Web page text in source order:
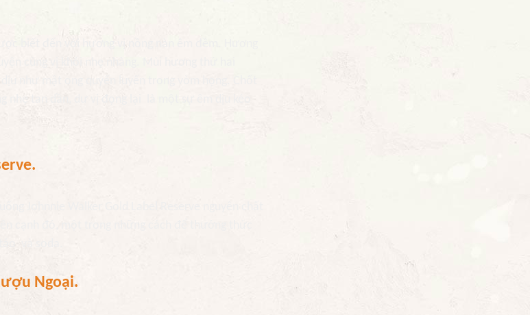
biết đến với hương vị nồng nàn êm đềm. Hương
nhẹ tan dần, dư vị đọng lại là một sự êm dịu kéo
Johnnie Walker Gold Label Reserve nguyên chất
và soda.
Ngoại.